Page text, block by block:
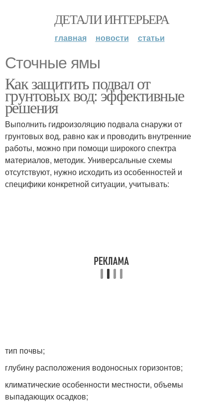
ДЕТАЛИ ИНТЕРЬЕРА
главная новости статьи
Сточные ямы
Как защитить подвал от
грунтовых вод: эффективные
решения
Выполнить гидроизоляцию подвала снаружи от
грунтовых вод, равно как и проводить внутренние
работы, можно при помощи широкого спектра
материалов, методик. Универсальные схемы
отсутствуют, нужно исходить из особенностей и
специфики конкретной ситуации, учитывать:
тип почвы;
глубину расположения водоносных горизонтов;
климатические особенности местности, объемы
выпадающих осадков;